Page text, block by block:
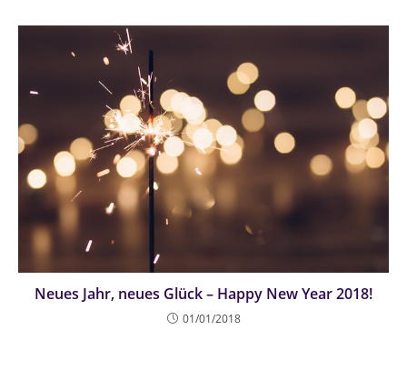
Neues Jahr, neues Glück – Happy New Year 2018!
01/01/2018